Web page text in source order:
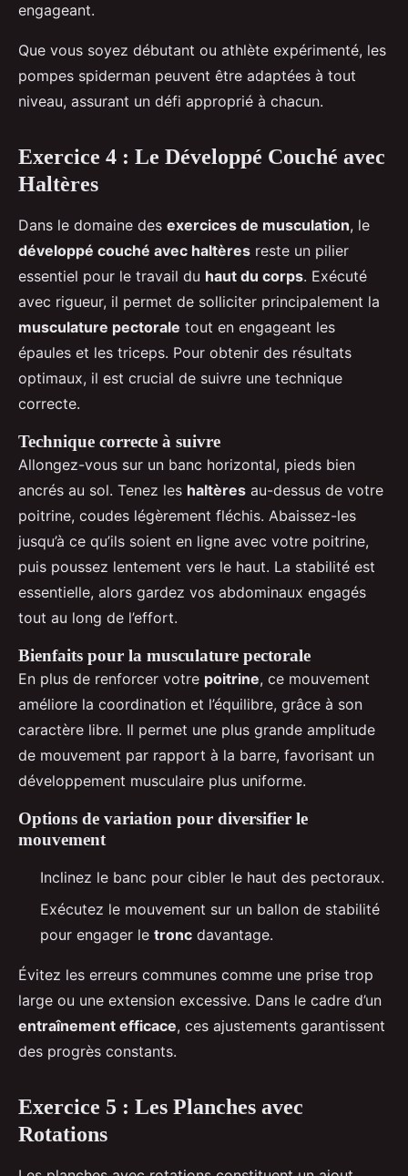
engageant.
Que vous soyez débutant ou athlète expérimenté, les
pompes spiderman peuvent être adaptées à tout
niveau, assurant un défi approprié à chacun.
Exercice 4 : Le Développé Couché avec
Haltères
Dans le domaine des exercices de musculation, le
développé couché avec haltères reste un pilier
essentiel pour le travail du haut du corps. Exécuté
avec rigueur, il permet de solliciter principalement la
musculature pectorale tout en engageant les
épaules et les triceps. Pour obtenir des résultats
optimaux, il est crucial de suivre une technique
correcte.
Technique correcte à suivre
Allongez-vous sur un banc horizontal, pieds bien
ancrés au sol. Tenez les haltères au-dessus de votre
poitrine, coudes légèrement fléchis. Abaissez-les
jusqu’à ce qu’ils soient en ligne avec votre poitrine,
puis poussez lentement vers le haut. La stabilité est
essentielle, alors gardez vos abdominaux engagés
tout au long de l’effort.
Bienfaits pour la musculature pectorale
En plus de renforcer votre poitrine, ce mouvement
améliore la coordination et l’équilibre, grâce à son
caractère libre. Il permet une plus grande amplitude
de mouvement par rapport à la barre, favorisant un
développement musculaire plus uniforme.
Options de variation pour diversifier le
mouvement
Inclinez le banc pour cibler le haut des pectoraux.
Exécutez le mouvement sur un ballon de stabilité
pour engager le tronc davantage.
Évitez les erreurs communes comme une prise trop
large ou une extension excessive. Dans le cadre d’un
entraînement efficace, ces ajustements garantissent
des progrès constants.
Exercice 5 : Les Planches avec
Rotations